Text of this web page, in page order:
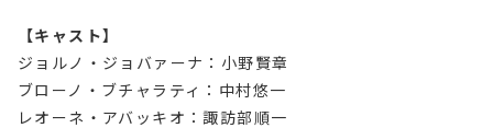
【キャスト】
ジョルノ・ジョバァーナ：小野賢章
ブローノ・ブチャラティ：中村悠一
レオーネ・アバッキオ：諏訪部順一